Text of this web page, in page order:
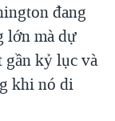
đang
lớn mà dự
gần kỷ lục và
khi nó di